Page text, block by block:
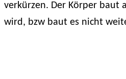
verkürzen. Der Körper baut
wird, bzw baut es nicht